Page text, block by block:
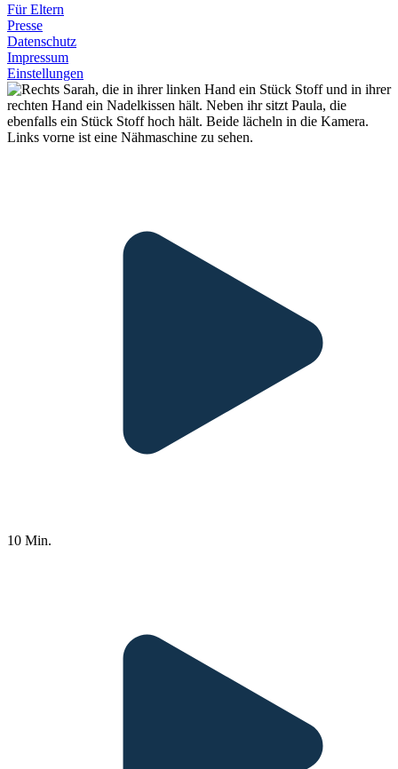
Für Eltern
Presse
Datenschutz
Impressum
Einstellungen
10 Min.